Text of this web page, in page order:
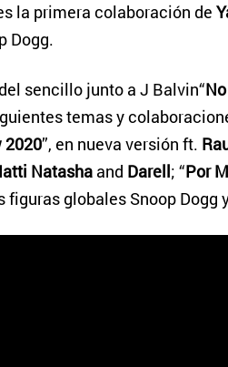
la primera colaboración de
Dogg.
sencillo junto a J Balvin“
temas y
2020”, en nueva versión ft.
Natashaand Darell; “Por
figuras globales Snoop Dogg